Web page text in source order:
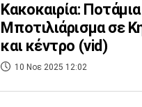
Κακοκαιρία:
Μποτιλιάρισμα σε
και κέντρο (vid)
10 Νοε 2025 12:02